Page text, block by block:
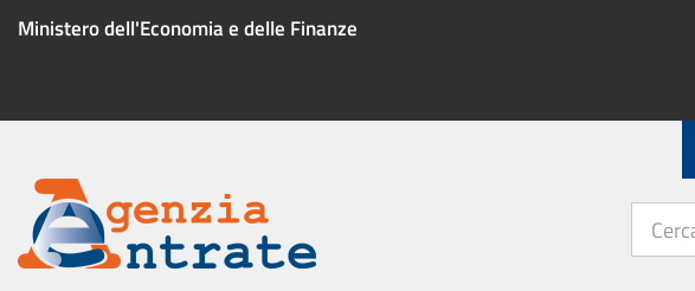
Ministero dell'Economia e delle Finanze
Menu
servizio
sito: